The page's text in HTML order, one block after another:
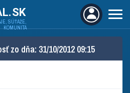
SÚŤAŽE,
KOMUNITA
zo dňa: 31/10/2012 09:15